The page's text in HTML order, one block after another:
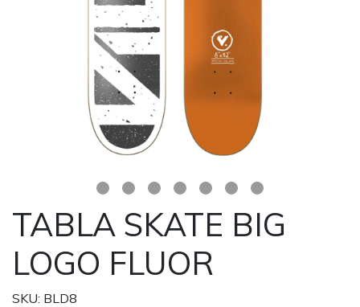
TABLA SKATE BIG
LOGO FLUOR
SKU: BLD8